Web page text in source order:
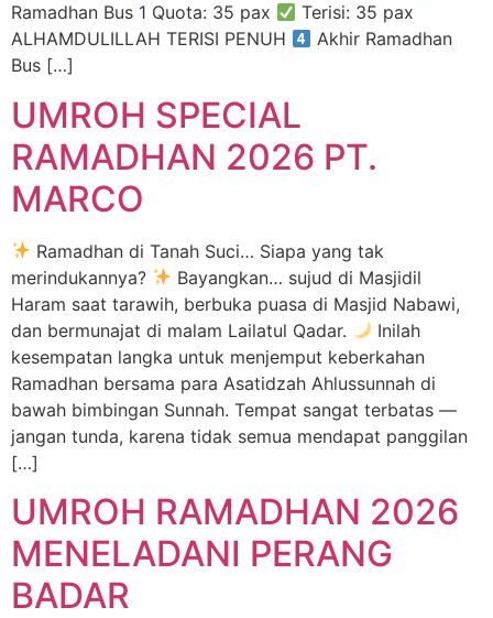
Ramadhan Bus 1 Quota: 35 pax
Terisi: 35 pax
ALHAMDULILLAH TERISI PENUH
Akhir Ramadhan
Bus […]
UMROH SPECIAL
RAMADHAN 2026 PT.
MARCO
Ramadhan di Tanah Suci… Siapa yang tak
merindukannya?
Bayangkan… sujud di Masjidil
Haram saat tarawih, berbuka puasa di Masjid Nabawi,
dan bermunajat di malam Lailatul Qadar.
Inilah
kesempatan langka untuk menjemput keberkahan
Ramadhan bersama para Asatidzah Ahlussunnah di
bawah bimbingan Sunnah. Tempat sangat terbatas —
jangan tunda, karena tidak semua mendapat panggilan
[…]
UMROH RAMADHAN 2026
MENELADANI PERANG
BADAR